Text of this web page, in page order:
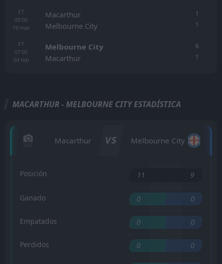
FT
09:00
19 mar
Macarthur
Melbourne City
1
1
FT
07:00
04 feb
Melbourne City
Macarthur
6
1
MACARTHUR - MELBOURNE CITY ESTADÍSTICA
Macarthur VS Melbourne City
Posición 11 9
Ganado 0 0
Empatados 0 0
Perdidos 0 0